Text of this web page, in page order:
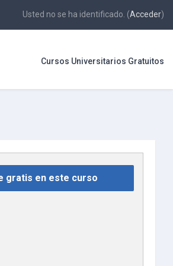
Usted no se ha identificado. (Acceder)
Cursos Universitarios Gratuitos
gratis en este curso